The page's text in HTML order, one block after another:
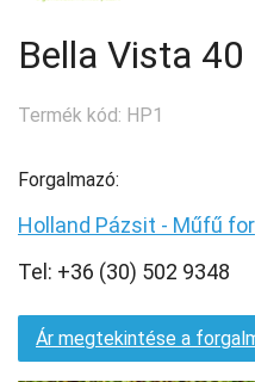
Bella Vista
Termék kód: HP1
Forgalmazó:
Holland Pázsit - Műfű
Tel: +36 (30) 502 9348
Ár megtekintése a